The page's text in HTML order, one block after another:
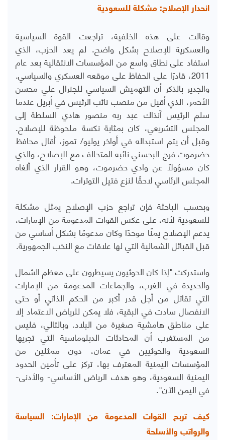
انحدار الإصلاح: مشكلة للسعودية
وقالت على هذه الخلفية، تراجعت القوة السياسية
والعسكرية للإصلاح بشكل واضح. لم يعد الحزب، الذي
استفاد على نطاق واسع من المؤسسات الانتقالية بعد عام
2011، قادرًا على الحفاظ على موقعه العسكري والسياسي.
والجدير بالذكر أن التهميش السياسي للجنرال علي محسن
الأحمر، الذي أقيل من منصب نائب الرئيس في أبريل عندما
سلم الرئيس آنذاك عبد ربه منصور هادي السلطة إلى
المجلس التشريعي، كان بمثابة نكسة ملحوظة للإصلاح.
وقبل أن يتم استبداله في أواخر يوليو/ تموز، أقال محافظ
حضرموت فرج البحسني نائبه المتحالف مع الإصلاح، والذي
كان مسؤولاً عن وادي حضرموت، وهو القرار الذي ألغاه
المجلس الرئاسي لاحقًا لنزع فتيل التوترات.
وبحسب الباحثة فإن تراجع حزب الإصلاح يمثل مشكلة
للسعودية لأنه، على عكس القوات المدعومة من الإمارات،
يدعم الإصلاح يمنًا موحدًا وكان مدعومًا بشكل أساسي من
قبل القبائل الشمالية التي لها علاقات مع النخب الجمهورية.
واستدركت "إذا كان الحوثيون يسيطرون على معظم الشمال
والحديدة في الغرب، والجماعات المدعومة من الإمارات
التي تقاتل من أجل قدر أكبر من الحكم الذاتي أو حتى
الانفصال سادت في البقية، فلا يمكن للرياض الاعتماد إلا
على مناطق هامشية صغيرة من البلاد. وبالتالي، فليس
من المستغرب أن المحادثات الدبلوماسية التي تجريها
السعودية والحوثيين في عمان، دون ممثلين من
المؤسسات اليمنية المعترف بها، تركز على تأمين الحدود
اليمنية السعودية، وهو هدف الرياض الأساسي- والأدنى-
في اليمن الآن".
كيف تربح القوات المدعومة من الإمارات: السياسة
والرواتب والأسلحة